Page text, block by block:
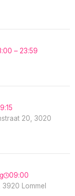
– 23:59
20, 3020
09:00
Lommel